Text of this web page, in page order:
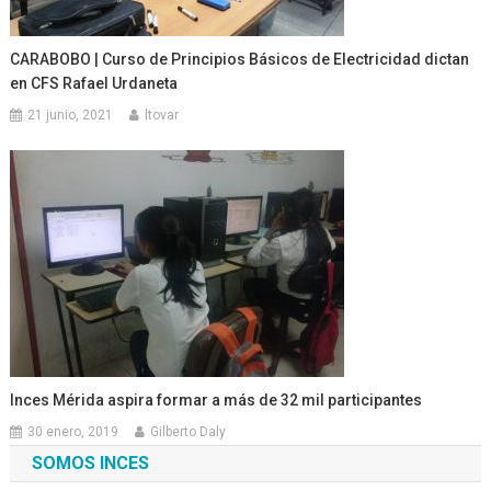
CARABOBO | Curso de Principios Básicos de Electricidad dictan
en CFS Rafael Urdaneta
21 junio, 2021 ltovar
Inces Mérida aspira formar a más de 32 mil participantes
30 enero, 2019 Gilberto Daly
SOMOS INCES